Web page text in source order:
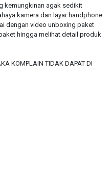
kemungkinan agak sedikit
kamera dan layar handphone
dengan video unboxing paket
hingga melihat detail produk
KOMPLAIN TIDAK DAPAT DI